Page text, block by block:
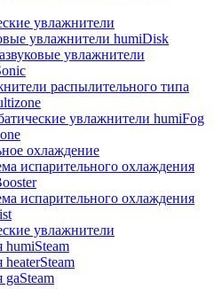
увлажнители
увлажнители humiDisk
увлажнители
распылительного типа
увлажнители humiFog
охлаждение
испарительного охлаждения
испарительного охлаждения
увлажнители
humiSteam
heaterSteam
gaSteam